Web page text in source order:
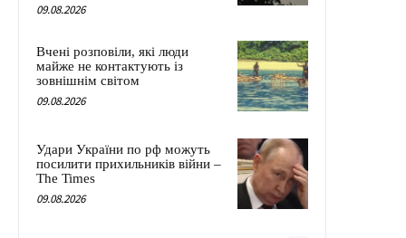
09.08.2026
Вчені розповіли, які люди
майже не контактують із
зовнішнім світом
09.08.2026
Удари України по рф можуть
посилити прихильників війни –
The Times
09.08.2026